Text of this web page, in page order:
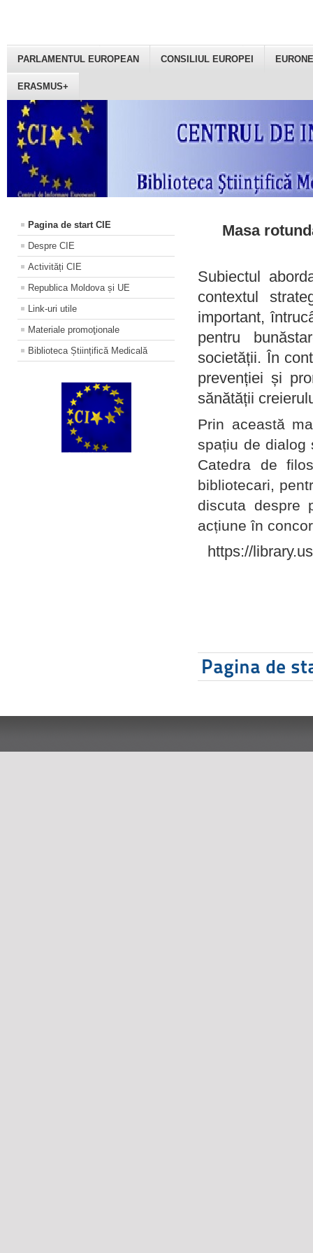
PARLAMENTUL EUROPEAN CONSILIUL EUROPEI
ERASMUS+
Pagina de start CIE
Despre CIE
Activități CIE
Republica Moldova și UE
Link-uri utile
Materiale promoţionale
Biblioteca Științifică Medicală
Masa
Subiectul
contextul
important,
pentru
societății. În
prevenției și
sănătății
Prin această
spațiu de dialog
Catedra de
bibliotecari,
discuta despre
acțiune în
https://
Pagina de